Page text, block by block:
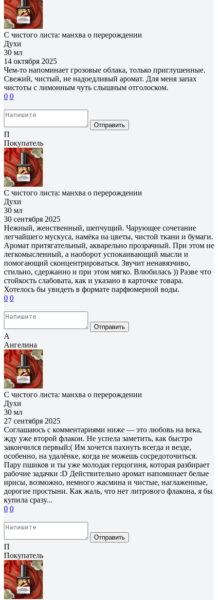
С чистого листа: манхва о перерождении
Духи
30 мл
14 октября 2025
Чем-то напоминает грозовые облака, только приглушенные.
Свежий, чистый, не надоедливый аромат. Для меня запах
чистоты с лимонным чуть слышным отголоском.
0 0
Отправить
П
Покупатель
С чистого листа: манхва о перерождении
Духи
30 мл
30 сентября 2025
Нежный, женственный, шепчущий. Чарующее сочетание
легчайшего мускуса, намёка на цветы, чистой ткани и бумаги.
Аромат притягательный, акварельно прозрачный. При этом не
легкомысленный, а наоборот успокаивающий мысли и
помогающий сконцентрироваться. Звучит ненавязчиво,
стильно, сдержанно и при этом мягко. Влюбилась )) Разве что
стойкость слабовата, как и указано в карточке товара.
Хотелось бы увидеть в формате парфюмерной воды.
0 0
Отправить
А
Ангелина
С чистого листа: манхва о перерождении
Духи
30 мл
27 сентября 2025
Соглашаюсь с комментариями ниже — это любовь на века,
жду уже второй флакон. Не успела заметить, как быстро
закончился первый:( Им хочется пахнуть всегда и везде,
особенно, на удалёнке, когда не можешь сосредоточиться.
Пару пшиков и ты уже молодая герцогиня, которая разбирает
рабочие задачки :D Действительно аромат напоминает белые
ирисы, возможно, немного жасмина и чистые, наглаженные,
дорогие простыни. Как жаль, что нет литрового флакона, я бы
купила сразу...
0 0
Отправить
П
Покупатель